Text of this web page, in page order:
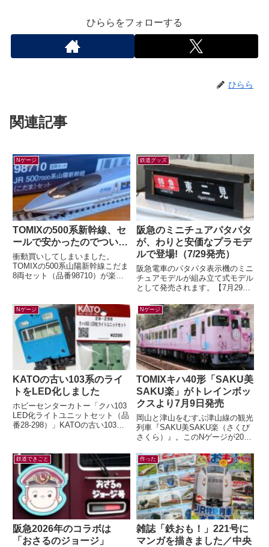
ひららをフォローする
ひらら
関連記事
Nゲージ
TOMIXの500系新幹線、セ
ールで安かったのでつい…
衝動買いしてしまいました。
TOMIXの500系山陽新幹線こだま
8両セット（品番98710）が楽天
は...
鉄道グッズ
阪急のミニチュアパタパタ
が、わりと安価なプラモデ
ルで登場!（7/29発売）
阪急電車のパタパタ表示機のミニ
チュアモデルが組み立て式モデル
として発売されます。【7月29日
タパタ表示機が新登場！（HAN...
Nゲージ
KATOの古い103系のライ
トをLED化しました
ホビーセンターカトー「クハ103
LED化ライトユニットセット（品
番28-298）」KATOの古い103系
Nゲージ
TOMIXキハ40形「SAKU美
SAKU楽」がトレインボッ
クスより7月9日発売
岡山と津山をむすぶ津山線の観光
列車『SAKU美SAKU楽（さくび
さくら）』。このNゲージが2026
ックスにて限定販売されます...
鉄道できごと
阪急2026年のコラボは
「おさるのジョージ」
作った
雑誌「鉄おも！」221号に
マンガを描きました／中央